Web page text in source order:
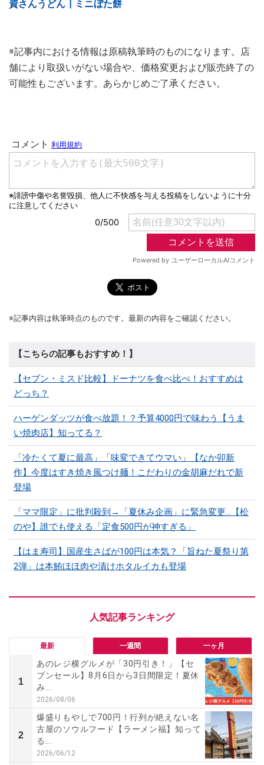
資さんうどん┃ミニぼた餅
※記事内における情報は原稿執筆時のものになります。店
舗により取扱いがない場合や、価格変更および販売終了の
可能性もございます。あらかじめご了承ください。
※記事内容は執筆時点のものです。最新の内容をご確認ください。
【こちらの記事もおすすめ！】
【セブン・ミスド比較】ドーナツを食べ比べ！おすすめは
どっち？
ハーゲンダッツが食べ放題！？予算4000円で味わう【うま
い焼肉店】知ってる？
「冷たくて夏に最高」「味変できてウマい」【なか卯新
作】今度はすき焼き風つけ麺！こだわりの金胡麻だれで新
登場
「ママ限定」に批判殺到→「夏休み企画」に緊急変更…【松
のや】誰でも使える「定食500円が神すぎる」
【はま寿司】国産生さばが100円は本気？「旨ねた夏祭り第
2弾」は本鮪ほほ肉や漬けホタルイカも登場
最新 一週間 一ヶ月
1
あのレジ横グルメが「30円引き！」【セ
ブンセール】8月6日から3日間限定！夏休
み...
2026/08/06
2
爆盛りもやしで700円！行列が絶えない名
古屋のソウルフード【ラーメン福】知って
る...
2026/06/12